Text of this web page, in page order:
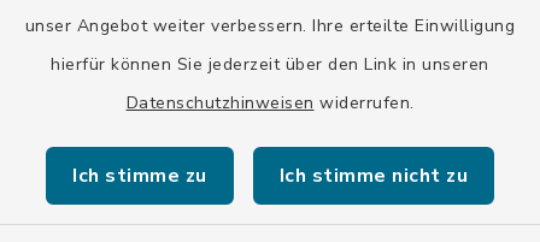
unser Angebot weiter verbessern. Ihre erteilte Einwilligung
hierfür können Sie jederzeit über den Link in unseren
Datenschutzhinweisen widerrufen.
Ich stimme zu Ich stimme nicht zu
Kontakt
Barrierefreiheit
Datenschutz
Impressum